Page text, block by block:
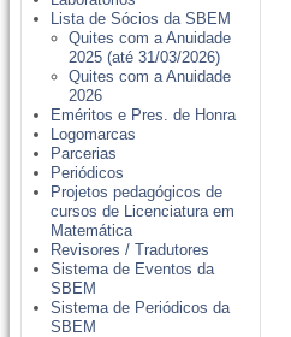
Lista de Sócios da SBEM
Quites com a Anuidade
2025 (até 31/03/2026)
Quites com a Anuidade
2026
Eméritos e Pres. de Honra
Logomarcas
Parcerias
Periódicos
Projetos pedagógicos de
cursos de Licenciatura em
Matemática
Revisores / Tradutores
Sistema de Eventos da
SBEM
Sistema de Periódicos da
SBEM